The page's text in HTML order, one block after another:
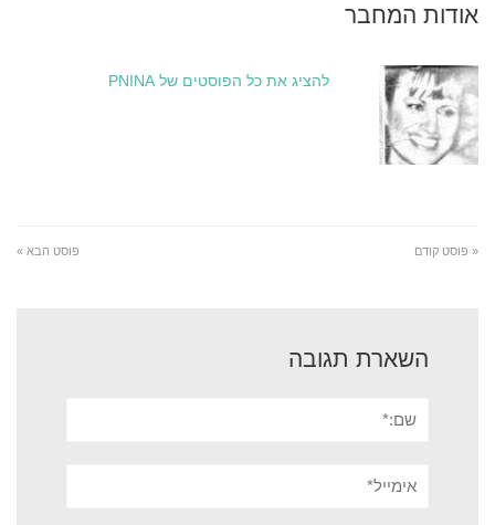
אודות המחבר
להציג את כל הפוסטים של PNINA
« פוסט קודם פוסט הבא »
השארת תגובה